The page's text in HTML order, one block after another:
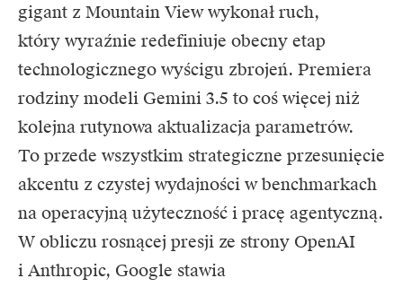
gigant z Mountain View wykonał ruch,
który wyraźnie redefiniuje obecny etap
technologicznego wyścigu zbrojeń. Premiera
rodziny modeli Gemini 3.5 to coś więcej niż
kolejna rutynowa aktualizacja parametrów.
To przede wszystkim strategiczne przesunięcie
akcentu z czystej wydajności w benchmarkach
na operacyjną użyteczność i pracę agentyczną.
W obliczu rosnącej presji ze strony OpenAI
i Anthropic, Google stawia